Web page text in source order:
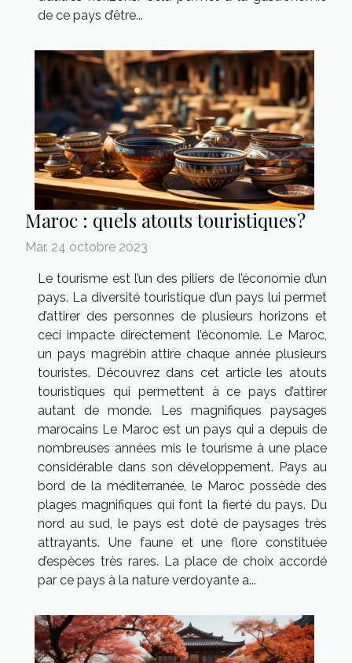
de ce pays d’être...
Maroc : quels atouts touristiques ?
Mar. 24 octobre 2023
Le tourisme est l’un des piliers de l’économie d’un
pays. La diversité touristique d’un pays lui permet
d’attirer des personnes de plusieurs horizons et
ceci impacte directement l’économie. Le Maroc,
un pays magrébin attire chaque année plusieurs
touristes. Découvrez dans cet article les atouts
touristiques qui permettent à ce pays d’attirer
autant de monde. Les magnifiques paysages
marocains Le Maroc est un pays qui a depuis de
nombreuses années mis le tourisme à une place
considérable dans son développement. Pays au
bord de la méditerranée, le Maroc possède des
plages magnifiques qui font la fierté du pays. Du
nord au sud, le pays est doté de paysages très
attrayants. Une faune et une flore constituée
d’espèces très rares. La place de choix accordé
par ce pays à la nature verdoyante a...